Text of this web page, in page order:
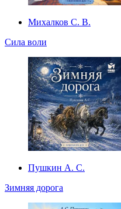
Михалков С. В.
Сила воли
Пушкин А. С.
Зимняя дорога